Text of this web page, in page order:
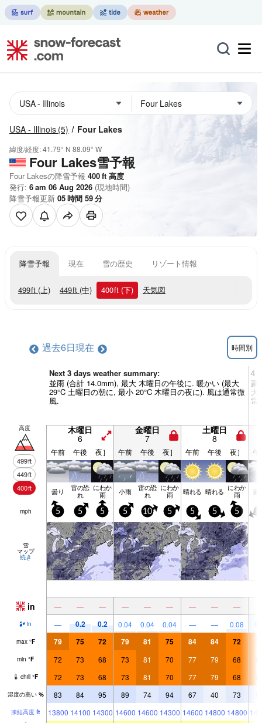
USA - Illinois (5) Four Lakes
緯度/経度:41.79° N 88.09° W
Four Lakes雪予報
Four Lakesの降雪予報 400ft 高度
発行: 6 am 06 Aug 2026 (現地時間)
降雪予報更新 05時間 59分
降雪予報 現在 雪の歴史 リゾート情報
499ft (上) 449ft (中) 400ft (下) 天気図
過去6日現在 時間別
Next 3 days weather summary:
並雨 (合計 14.0mm), 最大 木曜日の午後に. 暖かい (最大
29°C 土曜日の朝に, 最小 20°C 木曜日の夜に). 風は通常微
風.
4 -
豪
大
常
高度
499ft
449ft
400ft
木曜日
6
金曜日
7
土曜日
8
午前 午後 夜］ 午前 午後 夜］ 午前 午後 夜］ 午
曇り 雷の恐
れ
にわか
雨 小雨 雷の恐
れ
にわか
雨 晴れる 晴れる にわか
雨 豪
mph 5 5 5 5 10 5 5 5 5
雪
マップ
続き
in — — — — — — — — —
in — 0.2 0.2 0.04 0.04 0.04 — — 0.08
max °F 79 75 72 79 81 75 84 84 72
min °F 72 73 68 73 81 70 77 79 68
chill °F 72 73 68 73 81 70 77 79 68
湿度の高い % 83 84 95 89 74 94 67 40 73
凍結高度 ft 13800 14100 14300 14600 14600 14300 14600 14800 14800